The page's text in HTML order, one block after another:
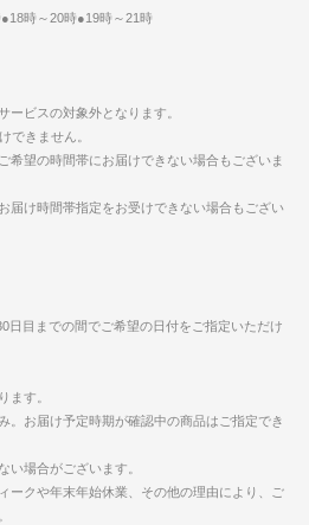
時～20時●19時～21時
ービスの対象外となります。
できません。
希望の時間帯にお届けできない場合もございま
届け時間帯指定をお受けできない場合もござい
日目までの間でご希望の日付をご指定いただけ
ます。
。お届け予定時期が確認中の商品はご指定でき
場合がございます。
ークや年末年始休業、その他の理由により、ご